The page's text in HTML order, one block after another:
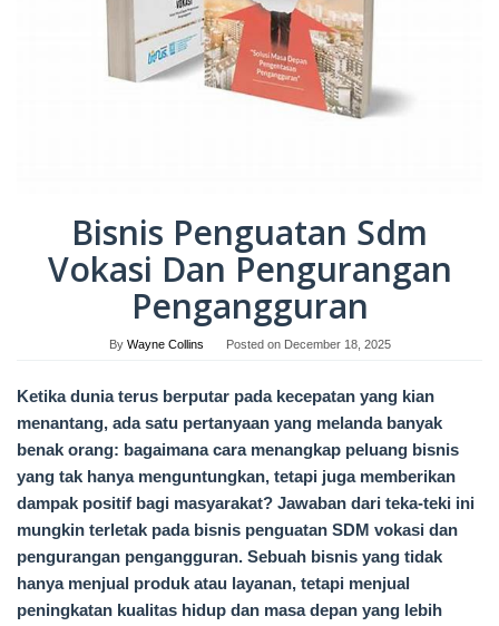
Bisnis Penguatan Sdm
Vokasi Dan Pengurangan
Pengangguran
By Wayne Collins Posted on December 18, 2025
Ketika dunia terus berputar pada kecepatan yang kian
menantang, ada satu pertanyaan yang melanda banyak
benak orang: bagaimana cara menangkap peluang bisnis
yang tak hanya menguntungkan, tetapi juga memberikan
dampak positif bagi masyarakat? Jawaban dari teka-teki ini
mungkin terletak pada bisnis penguatan SDM vokasi dan
pengurangan pengangguran. Sebuah bisnis yang tidak
hanya menjual produk atau layanan, tetapi menjual
peningkatan kualitas hidup dan masa depan yang lebih